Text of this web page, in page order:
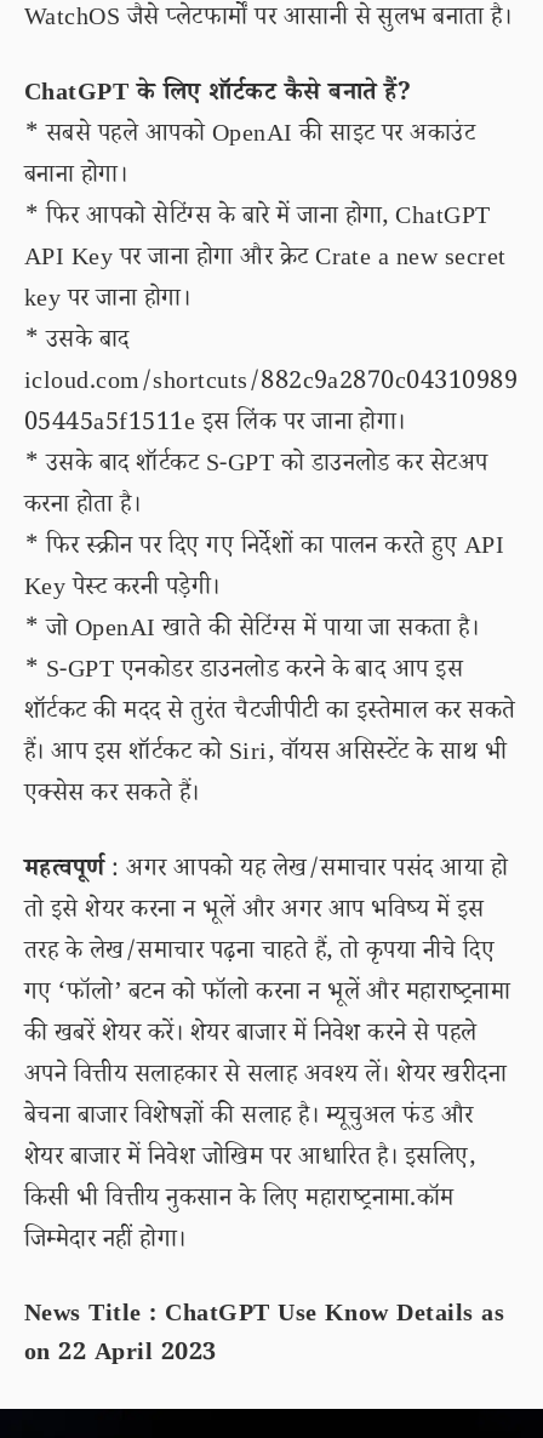
WatchOS जैसे प्लेटफार्मों पर आसानी से सुलभ बनाता है।
ChatGPT के लिए शॉर्टकट कैसे बनाते हैं?
* सबसे पहले आपको OpenAI की साइट पर अकाउंट
बनाना होगा।
* फिर आपको सेटिंग्स के बारे में जाना होगा, ChatGPT
API Key पर जाना होगा और क्रेट Crate a new secret
key पर जाना होगा।
* उसके बाद
icloud.com/shortcuts/882c9a2870c04310989
05445a5f1511e इस लिंक पर जाना होगा।
* उसके बाद शॉर्टकट S-GPT को डाउनलोड कर सेटअप
करना होता है।
* फिर स्क्रीन पर दिए गए निर्देशों का पालन करते हुए API
Key पेस्ट करनी पड़ेगी।
* जो OpenAI खाते की सेटिंग्स में पाया जा सकता है।
* S-GPT एनकोडर डाउनलोड करने के बाद आप इस
शॉर्टकट की मदद से तुरंत चैटजीपीटी का इस्तेमाल कर सकते
हैं। आप इस शॉर्टकट को Siri, वॉयस असिस्टेंट के साथ भी
एक्सेस कर सकते हैं।
महत्वपूर्ण: अगर आपको यह लेख/समाचार पसंद आया हो
तो इसे शेयर करना न भूलें और अगर आप भविष्य में इस
तरह के लेख/समाचार पढ़ना चाहते हैं, तो कृपया नीचे दिए
गए ‘फॉलो’ बटन को फॉलो करना न भूलें और महाराष्ट्रनामा
की खबरें शेयर करें। शेयर बाजार में निवेश करने से पहले
अपने वित्तीय सलाहकार से सलाह अवश्य लें। शेयर खरीदना
बेचना बाजार विशेषज्ञों की सलाह है। म्यूचुअल फंड और
शेयर बाजार में निवेश जोखिम पर आधारित है। इसलिए,
किसी भी वित्तीय नुकसान के लिए महाराष्ट्रनामा.कॉम
जिम्मेदार नहीं होगा।
News Title : ChatGPT Use Know Details as
on 22 April 2023